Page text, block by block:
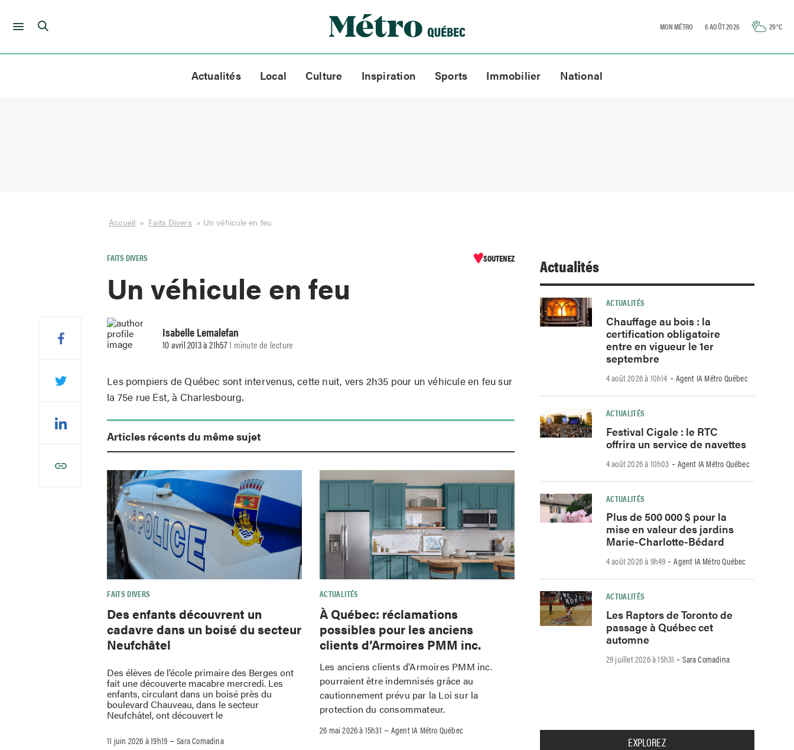
Skip
MON MÉTRO 6 AOÛT 2026 29°C
Actualités Local Culture Inspiration Sports Immobilier National
Accueil » Faits Divers » Un véhicule en feu
FAITS DIVERS SOUTENEZ
Un véhicule en feu
Isabelle Lemalefan
10 avril 2013 à 21h571 minute de lecture
Les pompiers de Québec sont intervenus, cette nuit, vers 2h35 pour un véhicule en feu sur
la 75e rue Est, à Charlesbourg.
Articles récents du même sujet
FAITS DIVERS
Des enfants découvrent un
cadavre dans un boisé du secteur
Neufchâtel
Des élèves de l’école primaire des Berges ont
fait une découverte macabre mercredi. Les
enfants, circulant dans un boisé près du
boulevard Chauveau, dans le secteur
Neufchâtel, ont découvert le
11 juin 2026 à 19h19 –Sara Comadina
ACTUALITÉS
À Québec: réclamations
possibles pour les anciens
clients d’Armoires PMM inc.
Les anciens clients d'Armoires PMM inc.
pourraient être indemnisés grâce au
cautionnement prévu par la Loi sur la
protection du consommateur.
26 mai 2026 à 15h31 –Agent IA Métro Québec
Actualités
ACTUALITÉS
Chauffage au bois : la
certification obligatoire
entre en vigueur le 1er
septembre
4 août 2026 à 10h14 -Agent IA Métro Québec
ACTUALITÉS
Festival Cigale : le RTC
offrira un service de navettes
4 août 2026 à 10h03 -Agent IA Métro Québec
ACTUALITÉS
Plus de 500 000 $ pour la
mise en valeur des jardins
Marie-Charlotte-Bédard
4 août 2026 à 9h49 -Agent IA Métro Québec
ACTUALITÉS
Les Raptors de Toronto de
passage à Québec cet
automne
29 juillet 2026 à 15h31 -Sara Comadina
EXPLOREZ